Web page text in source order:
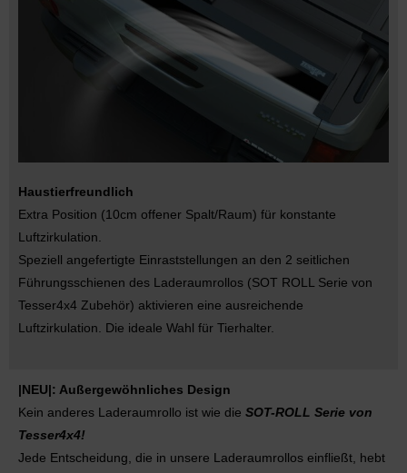
Haustierfreundlich
Extra Position (10cm offener Spalt/Raum) für konstante
Luftzirkulation.
Speziell angefertigte Einraststellungen an den 2 seitlichen
Führungsschienen des Laderaumrollos (SOT ROLL Serie von
Tesser4x4 Zubehör) aktivieren eine ausreichende
Luftzirkulation. Die ideale Wahl für Tierhalter.
|NEU|: Außergewöhnliches Design
Kein anderes Laderaumrollo ist wie die SOT-ROLL Serie von
Tesser4x4!
Jede Entscheidung, die in unsere Laderaumrollos einfließt, hebt